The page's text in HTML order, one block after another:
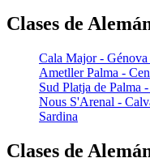
Clases de
Cala Major - Génova
Ametller Palma -
Sud Platja de Palma
Nous S'Arenal -
Sardina
Clases de